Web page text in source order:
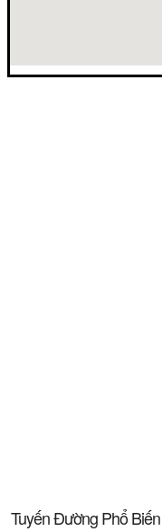
Tuyến Đường Phổ Biến